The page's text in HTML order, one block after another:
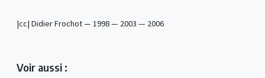
|cc| Didier Frochot — 1998 — 2003 — 2006
Voir aussi :